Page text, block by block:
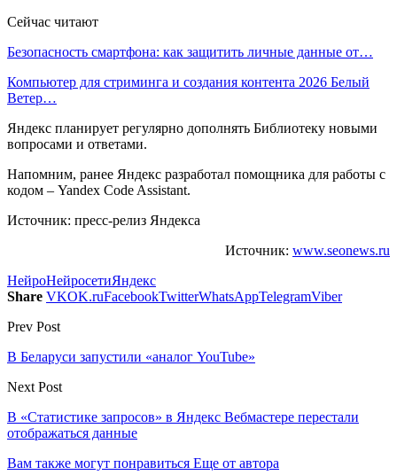
Сейчас читают
Безопасность смартфона: как защитить личные данные от…
Компьютер для стриминга и создания контента 2026 Белый
Ветер…
Яндекс планирует регулярно дополнять Библиотеку новыми
вопросами и ответами.
Напомним, ранее Яндекс разработал помощника для работы с
кодом – Yandex Code Assistant.
Источник: пресс-релиз Яндекса
Источник: www.seonews.ru
НейроНейросетиЯндекс
Share VKOK.ruFacebookTwitterWhatsAppTelegramViber
Prev Post
В Беларуси запустили «аналог YouTube»
Next Post
В «Статистике запросов» в Яндекс Вебмастере перестали
отображаться данные
Вам также могут понравиться Еще от автора